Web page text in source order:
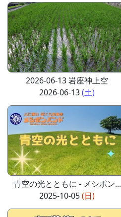
2026-06-13 岩座神上空
2026-06-13(土)
青空の光とともに - メシポン...
2025-10-05(日)